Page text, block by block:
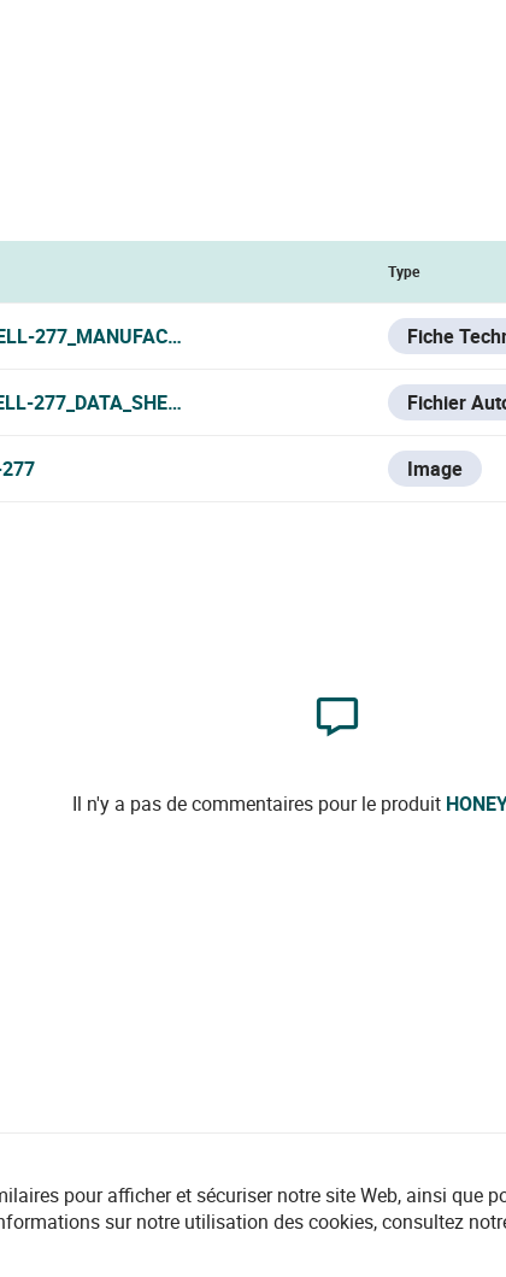
Type
277_MANUFACTURER_DATA_SHEET.PDF Fiche
277_DATA_SHEET.PDF Fichier
Image
Il n'y a pas de commentaires pour le produit
pour afficher et sécuriser notre site Web, ainsi
sur notre utilisation des cookies, consultez